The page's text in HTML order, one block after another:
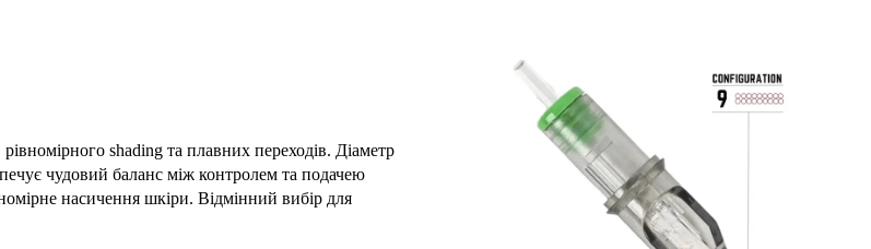
shading та плавних переходів. Діаметр
чудовий баланс між контролем та подачею
насичення шкіри. Відмінний вибір для